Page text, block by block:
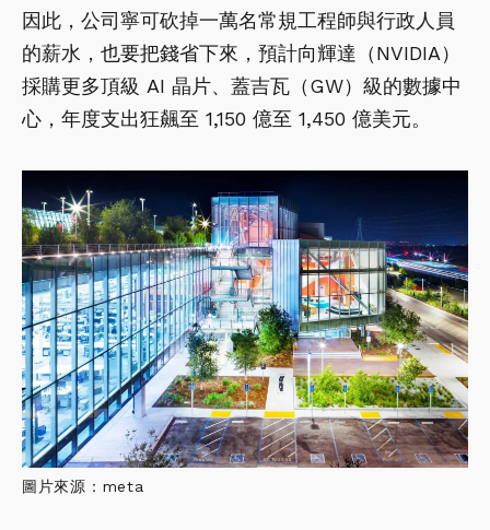
因此，公司寧可砍掉一萬名常規工程師與行政人員
的薪水，也要把錢省下來，預計向輝達（NVIDIA）
採購更多頂級 AI 晶片、蓋吉瓦（GW）級的數據中
心，年度支出狂飆至 1,150 億至 1,450 億美元。
圖片來源：meta